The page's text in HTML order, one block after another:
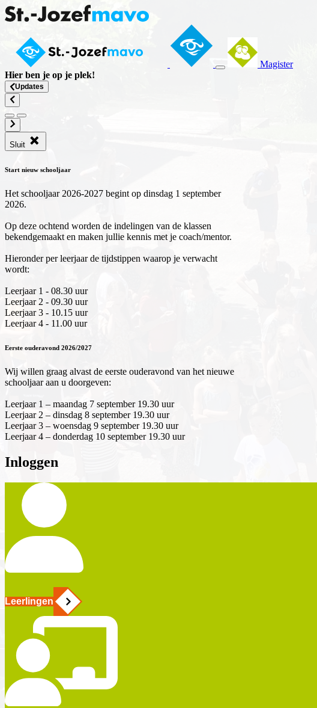
Magister
Hier ben je op je plek!
Updates
Sluit
Start nieuw schooljaar
Het schooljaar 2026-2027 begint op dinsdag 1 september
2026.
Op deze ochtend worden de indelingen van de klassen
bekendgemaakt en maken jullie kennis met je coach/mentor.
Hieronder per leerjaar de tijdstippen waarop je verwacht
wordt:
Leerjaar 1 - 08.30 uur
Leerjaar 2 - 09.30 uur
Leerjaar 3 - 10.15 uur
Leerjaar 4 - 11.00 uur
Eerste ouderavond 2026/2027
Wij willen graag alvast de eerste ouderavond van het nieuwe
schooljaar aan u doorgeven:
Leerjaar 1 – maandag 7 september 19.30 uur
Leerjaar 2 – dinsdag 8 september 19.30 uur
Leerjaar 3 – woensdag 9 september 19.30 uur
Leerjaar 4 – donderdag 10 september 19.30 uur
Inloggen
Leerlingen